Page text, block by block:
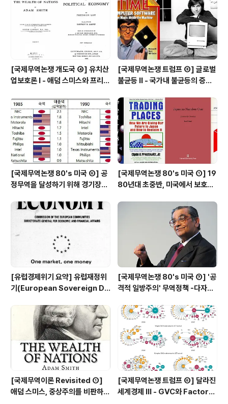
[국제무역논쟁 개도국 ④] 유치산
업보호론 Ⅰ - 애덤 스미스와 프리드
[국제무역논쟁 트럼프 ⑧] 글로벌
불균등 Ⅱ - 국가내 불균등의 증가
역 때문인가 기술변화 때문인가
[국제무역논쟁 80's 미국 ⑥] 공
정무역을 달성하기 위해 경기장을
도체 분쟁과 전략적 무역 정책 논
[국제무역논쟁 80's 미국 ①] 19
80년대 초중반, 미국에서 보호주
ctionism)
[유럽경제위기 요약] 유럽재정위
기(European Sovereign De
[국제무역논쟁 80's 미국 ⑦] '공
격적 일방주의' 무역정책 -다자주
국이 판단하고 미국이 해결한다
[국제무역이론 Revisited ①]
애덤 스미스, 중상주의를 비판하며
[국제무역논쟁 트럼프 ⑥] 달라진
세계경제 Ⅲ - GVC와 Factory